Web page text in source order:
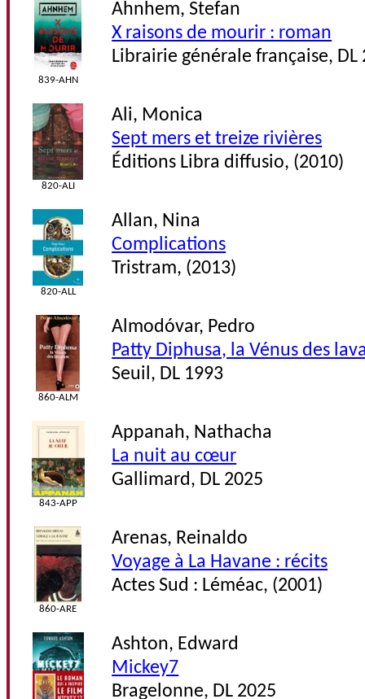
839-AHN
Ahnhem, Stefan
X raisons de mourir : roman
Librairie générale française, DL
820-ALI
Ali, Monica
Sept mers et treize rivières
Éditions Libra diffusio, (2010)
820-ALL
Allan, Nina
Complications
Tristram, (2013)
860-ALM
Almodóvar, Pedro
Patty Diphusa, la Vénus des
Seuil, DL 1993
843-APP
Appanah, Nathacha
La nuit au cœur
Gallimard, DL 2025
860-ARE
Arenas, Reinaldo
Voyage à La Havane : récits
Actes Sud : Léméac, (2001)
Ashton, Edward
Mickey7
Bragelonne, DL 2025